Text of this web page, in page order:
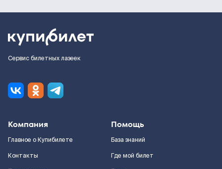
Сервис билетных лазеек
Компания
Главное о Купибилете
Контакты
Помощь
База знаний
Где мой билет